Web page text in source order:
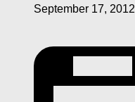
September 17, 2012